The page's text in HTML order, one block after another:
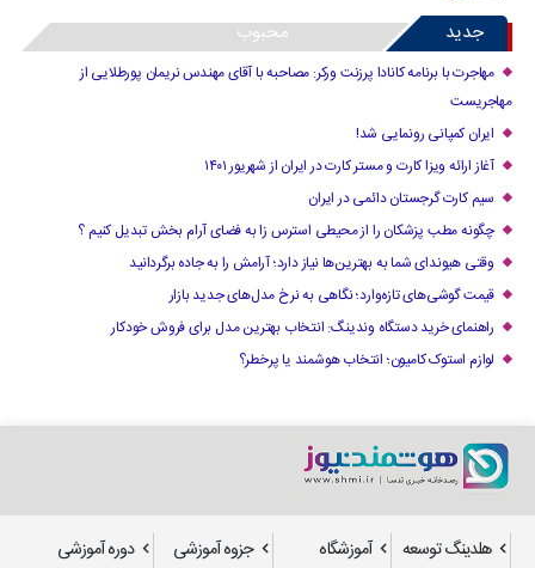
جدید محبوب
مهاجرت با برنامه کانادا پرزنت ورکر: مصاحبه با آقای مهندس نریمان پورطلایی از
مهاجریست
ایران کمپانی رونمایی شد!
آغاز ارائه ویزا کارت و مستر کارت در ایران از شهریور ۱۴۰۱
سیم کارت گرجستان دائمی در ایران
چگونه مطب پزشکان را از محیطی استرس زا به فضای آرام بخش تبدیل کنیم ؟
وقتی هیوندای شما به بهترین‌ها نیاز دارد؛ آرامش را به جاده برگردانید
قیمت گوشی‌های تازه‌وارد؛ نگاهی به نرخ مدل‌های جدید بازار
راهنمای خرید دستگاه وندینگ: انتخاب بهترین مدل برای فروش خودکار
لوازم استوک کامیون؛ انتخاب هوشمند یا پرخطر؟
هلدینگ توسعه آموزشگاه جزوه آموزشی دوره آموزشی